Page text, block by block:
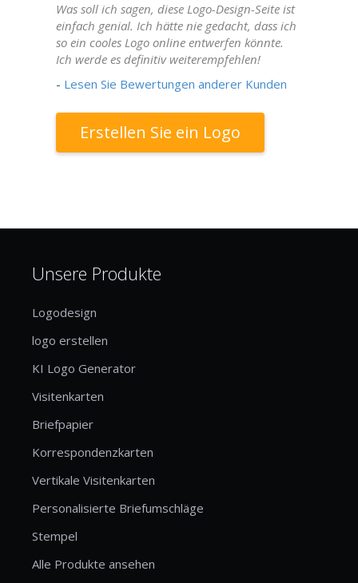
Was soll ich sagen, diese Logo-Design-Seite ist
einfach genial. Ich hätte nie gedacht, dass ich
so ein cooles Logo online entwerfen könnte.
Ich werde es definitiv weiterempfehlen!
- Lesen Sie Bewertungen anderer Kunden
Erstellen Sie ein Logo
Unsere Produkte
Logodesign
logo erstellen
KI Logo Generator
Visitenkarten
Briefpapier
Korrespondenzkarten
Vertikale Visitenkarten
Personalisierte Briefumschläge
Stempel
Alle Produkte ansehen